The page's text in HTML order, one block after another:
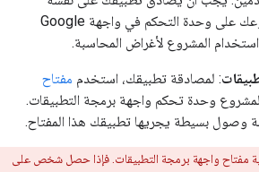
كتطبيق ينتمي إلى لمشروعك على وحدة التحكم في واجهة Google
: لمصادقة تطبيقك، استخدم مفتاح
لمشروع وحدة تحكم واجهة برمجة التطبيقات.
وصول بسيطة يجريها تطبيقك هذا المفتاح.
واجهة برمجة التطبيقات. فإذا حصل شخص على